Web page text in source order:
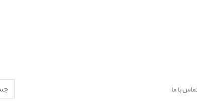
با ما